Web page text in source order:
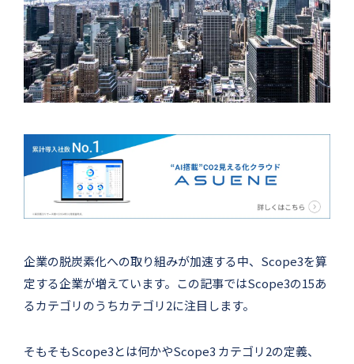
企業の脱炭素化への取り組みが加速する中、Scope3を算
定する企業が増えています。この記事ではScope3の15あ
るカテゴリのうちカテゴリ2に注目します。
そもそもScope3とは何かやScope3 カテゴリ2の定義、